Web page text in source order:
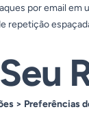
por email em
repetição
> Preferências